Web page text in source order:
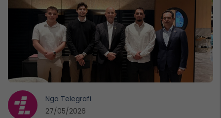
Nga Telegrafi
27/05/2026